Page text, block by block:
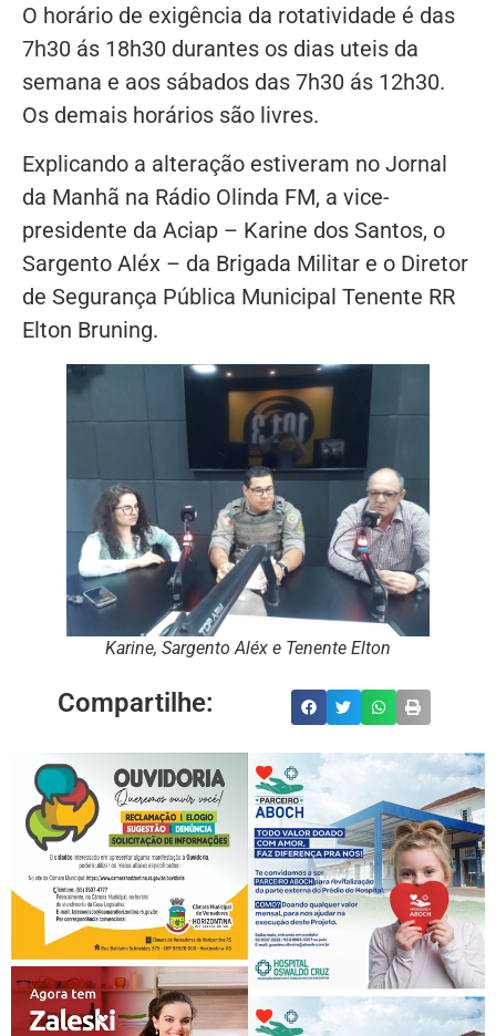
O horário de exigência da rotatividade é das
7h30 ás 18h30 durantes os dias uteis da
semana e aos sábados das 7h30 ás 12h30.
Os demais horários são livres.
Explicando a alteração estiveram no Jornal
da Manhã na Rádio Olinda FM, a vice-
presidente da Aciap – Karine dos Santos, o
Sargento Aléx – da Brigada Militar e o Diretor
de Segurança Pública Municipal Tenente RR
Elton Bruning.
Karine, Sargento Aléx e Tenente Elton
Compartilhe: